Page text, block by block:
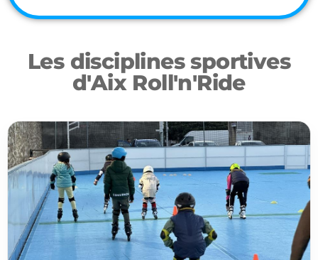
Les disciplines sportives
d'Aix Roll'n'Ride